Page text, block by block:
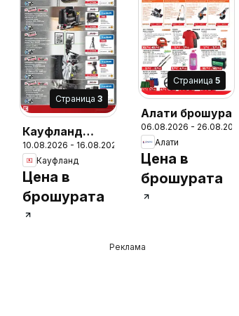
Cтраница 3
Кауфланд
брошура
София - Вземи
повече, спести
повече
10.08.2026 - 16.08.2026
Кауфланд
Цена в
брошурата
Cтраница5
Алати брошура
06.08.2026 - 26.08.2026
Алати
Цена в
брошурата
Реклама